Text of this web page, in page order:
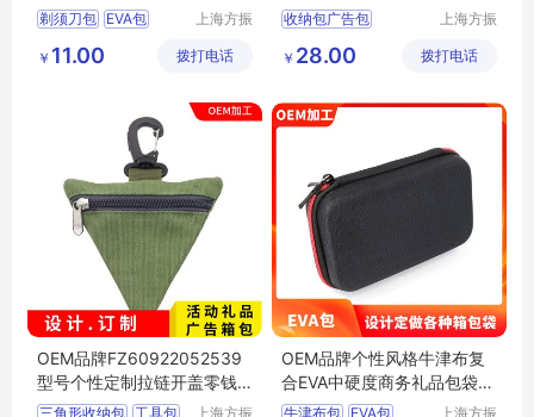
剃须刀包 EVA包
上海方振
有限公司
￥ 11.00 拨打电话
大箱包
收纳包广告包
工具包
上海方振
有限公司
￥ 28.00 拨打电话
OEM品牌FZ60922052539
型号个性定制拉链开盖零钱
包收纳工具包
三角形收纳包 工具包
上海方振
OEM品牌个性风格牛津布复
合EVA中硬度商务礼品包袋定
制款
牛津布包 EVA包
上海方振